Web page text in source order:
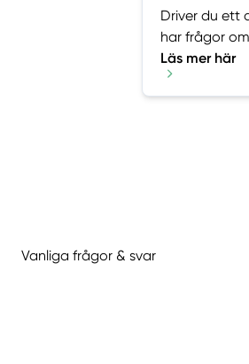
Driver du ett
har frågor
Läs mer här
Vanliga frågor & svar